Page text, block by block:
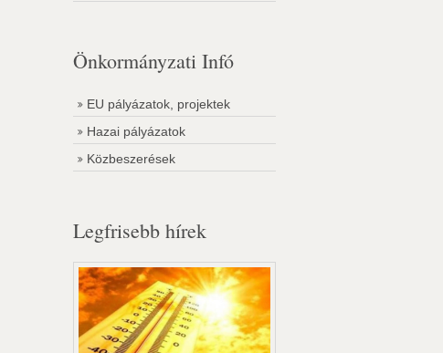
Önkormányzati Infó
EU pályázatok, projektek
Hazai pályázatok
Közbeszerések
Legfrisebb hírek